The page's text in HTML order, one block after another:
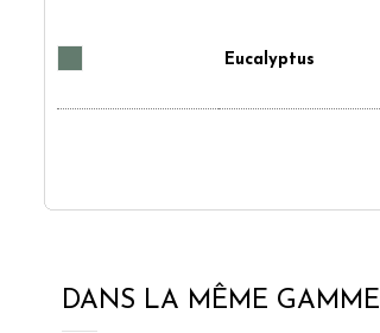
Eucalyptus
DANS LA MÊME GAMME